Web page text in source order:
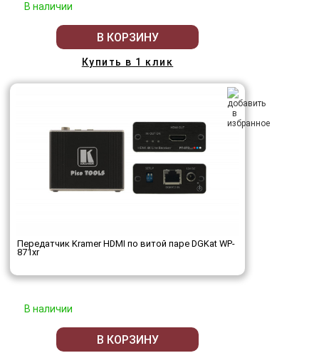
В наличии
В КОРЗИНУ
Купить в 1 клик
Передатчик Kramer HDMI по витой паре DGKat WP-
871xr
В наличии
В КОРЗИНУ